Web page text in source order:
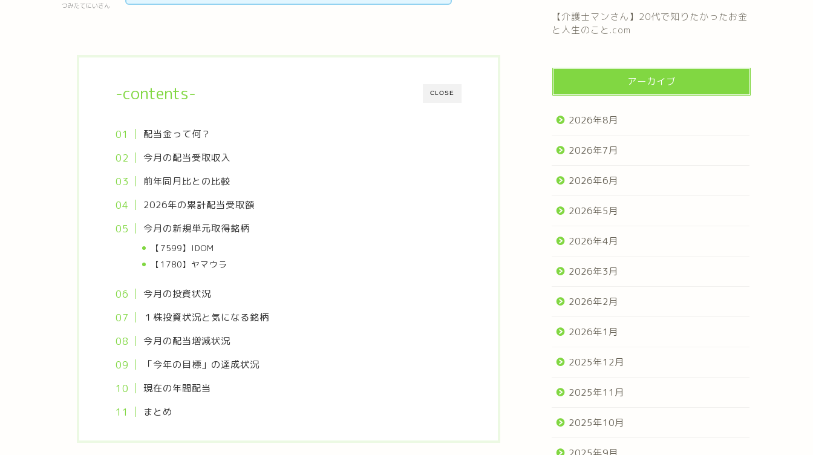
つみたてにいさん
CLOSE
-contents-
配当金って何？
今月の配当受取収入
前年同月比との比較
2026年の累計配当受取額
今月の新規単元取得銘柄
【7599】IDOM
【1780】ヤマウラ
今月の投資状況
１株投資状況と気になる銘柄
今月の配当増減状況
「今年の目標」の達成状況
現在の年間配当
まとめ
【介護士マンさん】20代で知りたかったお金
と人生のこと.com
アーカイブ
2026年8月
2026年7月
2026年6月
2026年5月
2026年4月
2026年3月
2026年2月
2026年1月
2025年12月
2025年11月
2025年10月